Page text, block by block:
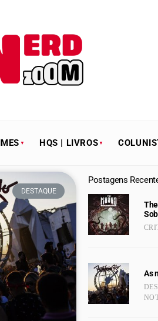
HQS | LIVROS
DESTAQUE
Postagens
As